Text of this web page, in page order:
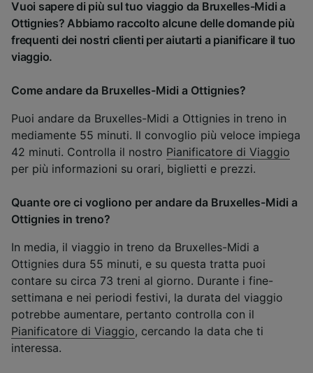
Vuoi sapere di più sul tuo viaggio da Bruxelles-Midi a
Ottignies? Abbiamo raccolto alcune delle domande più
frequenti dei nostri clienti per aiutarti a pianificare il tuo
viaggio.
Come andare da Bruxelles-Midi a Ottignies?
Puoi andare da Bruxelles-Midi a Ottignies in treno in
mediamente 55 minuti. Il convoglio più veloce impiega
42 minuti. Controlla il nostro Pianificatore di Viaggio
per più informazioni su orari, biglietti e prezzi.
Quante ore ci vogliono per andare da Bruxelles-Midi a
Ottignies in treno?
In media, il viaggio in treno da Bruxelles-Midi a
Ottignies dura 55 minuti, e su questa tratta puoi
contare su circa 73 treni al giorno. Durante i fine-
settimana e nei periodi festivi, la durata del viaggio
potrebbe aumentare, pertanto controlla con il
Pianificatore di Viaggio, cercando la data che ti
interessa.